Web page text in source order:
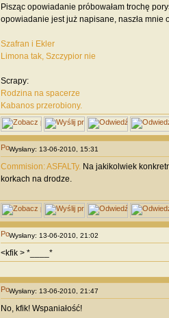
Pisząc opowiadanie próbowałam trochę
opowiadanie jest już napisane, naszła mnie
Szafran i Ekler
Limona tak, Szczypior nie
Scrapy:
Rodzina na spacerze
Kabanos przerobiony.
Wysłany: 13-06-2010, 15:31
Commision: ASFALTy.Na jakikolwiek
korkach na drodze.
Wysłany: 13-06-2010, 21:02
<kfik > *____*
Wysłany: 13-06-2010, 21:47
No, kfik! Wspaniałość!